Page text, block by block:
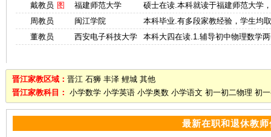
戴教员 图 福建师范大学
硕士在读.本科就读于福建师范大学
周教员
闽江学院
本科毕业.有多段家教经验，学生均
董教员
西安电子科技大学 本科大四在读.1.辅导初中物理数学
晋江家教区域： 晋江 石狮 丰泽 鲤城 其他
晋江家教科目： 小学数学 小学英语 小学奥数 小学语文 初一初二物理 初
最新在职和退休教